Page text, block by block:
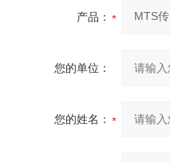
产品：
您的单位：
您的姓名：